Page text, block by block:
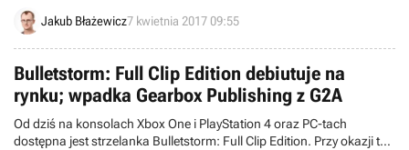
debiutuje dziś w Europie, wprowadzając nowe karty oraz garść
nowinek.Jakub Błażewicz7 kwietnia 2017 09:55
Bulletstorm: Full Clip Edition debiutuje na
rynku; wpadka Gearbox Publishing z G2A
Od dziś na konsolach Xbox One i PlayStation 4 oraz PC-tach
dostępna jest strzelanka Bulletstorm: Full Clip Edition. Przy okazji tej